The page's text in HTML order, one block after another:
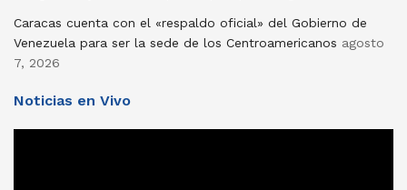
Caracas cuenta con el «respaldo oficial» del Gobierno de
Venezuela para ser la sede de los Centroamericanos agosto
7, 2026
Noticias en Vivo